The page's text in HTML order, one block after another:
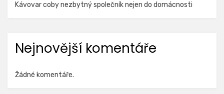
Kávovar coby nezbytný společník nejen do domácnosti
Nejnovější komentáře
Žádné komentáře.